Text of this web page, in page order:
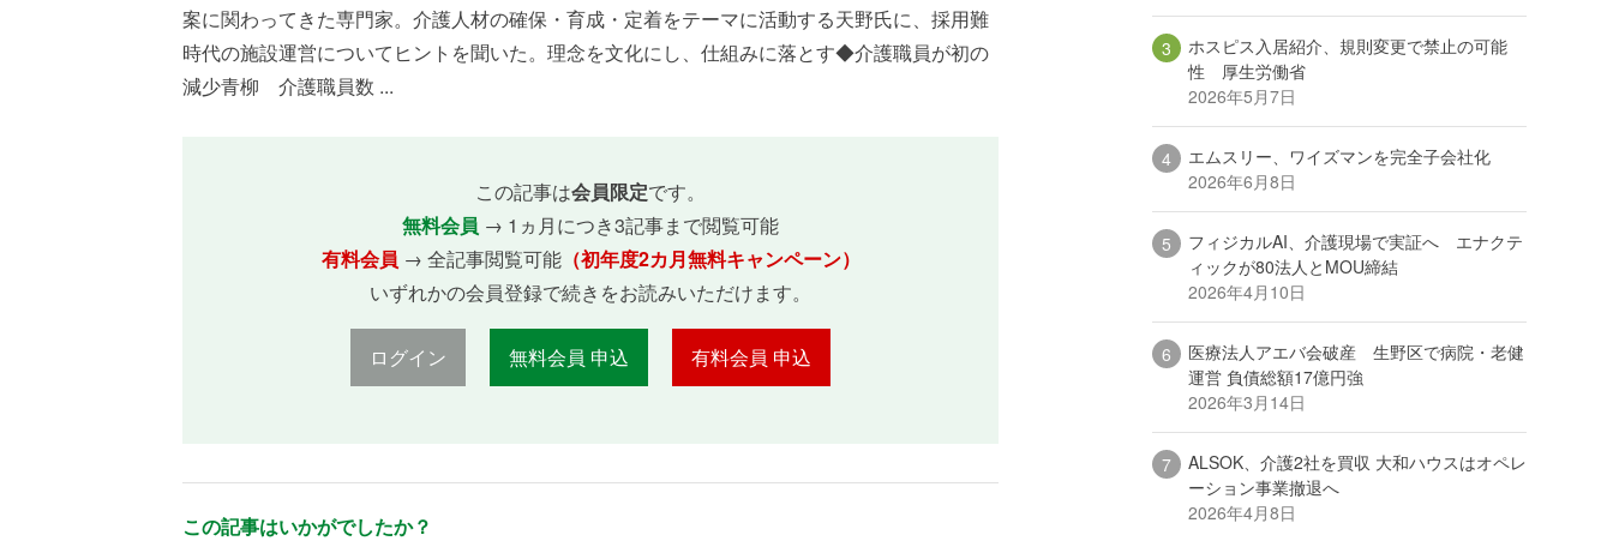
案に関わってきた専門家。介護人材の確保・育成・定着をテーマに活動する天野氏に、採用難
時代の施設運営についてヒントを聞いた。理念を文化にし、仕組みに落とす◆介護職員が初の
減少青柳 介護職員数 ...
この記事は会員限定です。
無料会員 → 1ヵ月につき3記事まで閲覧可能
有料会員 → 全記事閲覧可能（初年度2カ月無料キャンペーン）
いずれかの会員登録で続きをお読みいただけます。
ログイン 無料会員 申込 有料会員 申込
この記事はいかがでしたか？
ホスピス入居紹介、規則変更で禁止の可能
性 厚生労働省
2026年5月7日
エムスリー、ワイズマンを完全子会社化
2026年6月8日
フィジカルAI、介護現場で実証へ エナクテ
ィックが80法人とMOU締結
2026年4月10日
医療法人アエバ会破産 生野区で病院・老健
運営 負債総額17億円強
2026年3月14日
ALSOK、介護2社を買収 大和ハウスはオペレ
ーション事業撤退へ
2026年4月8日